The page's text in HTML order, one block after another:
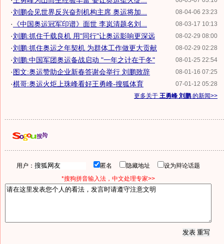
08-04-06 23:23
·刘鹏会见世界反兴奋剂机构主席 奥运将加...
08-03-17 10:13
· 《中国奥运冠军印谱》面世 李岚清题名刘...
08-02-29 08:00
·刘鹏:抓住千载良机 用"同行"让奥运影响更深远
08-02-29 02:28
·刘鹏:抓住奥运之年契机 为群体工作做更大贡献
08-01-25 22:54
·刘鹏:中国军团奥运备战启动 "一年之计在于冬"
08-01-16 07:25
·图文:奥运赞助企业新春答谢会举行 刘鹏致辞
07-01-12 05:28
·棋哥:奥运火炬上珠峰看好王勇峰-搜狐体育
更多关于 王勇峰 刘鹏的新闻>>
用户： 匿名 隐藏地址
设为辩论话题
*搜狗拼音输入法，中文处理专家>>